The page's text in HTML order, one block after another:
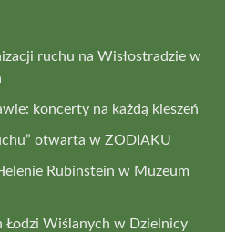
ruchu na Wisłostradzie w
koncerty na każdą kieszeń
otwarta w ZODIAKU
Rubinstein w Muzeum
Łodzi Wiślanych w Dzielnicy